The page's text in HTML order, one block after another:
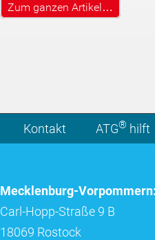
Zum ganzen Artikel…
Kontakt ATG® hilft
Mecklenburg-Vorpommern:
Carl-Hopp-Straße 9 B
18069 Rostock